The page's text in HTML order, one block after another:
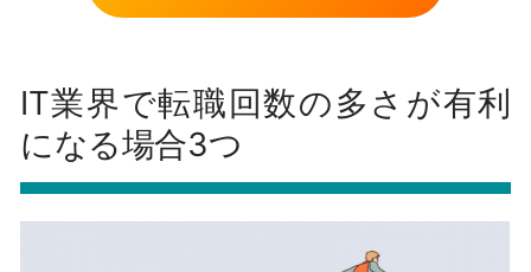
IT業界で転職回数の多さが有利
になる場合3つ